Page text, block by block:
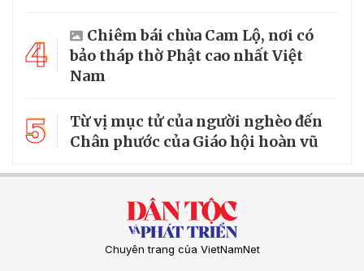
4
Chiêm bái chùa Cam Lộ, nơi có
bảo tháp thờ Phật cao nhất Việt
Nam
5
Từ vị mục tử của người nghèo đến
Chân phước của Giáo hội hoàn vũ
Chuyên trang của VietNamNet